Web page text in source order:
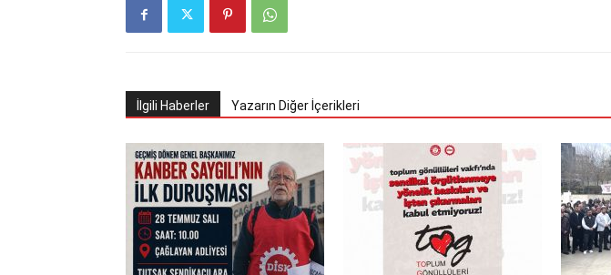
İlgili Haberler Yazarın Diğer İçerikleri